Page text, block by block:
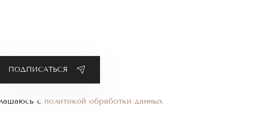
с политикой обработки данных